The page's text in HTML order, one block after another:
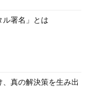
ル署名」とは
真の解決策を生み出